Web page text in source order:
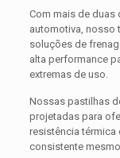
Com mais de duas
automotiva, nosso
soluções de
alta performance
extremas de uso.
Nossas pastilhas
projetadas para
resistência térmica
consistente